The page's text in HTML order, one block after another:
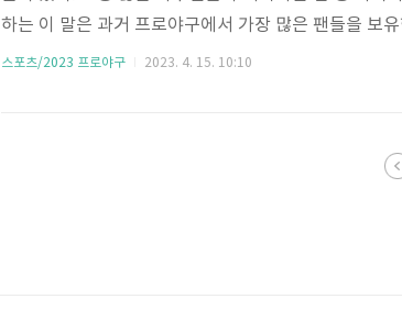
하는 이 말은 과거 프로야구에서 가장 많은 팬들을 보
서 생긴 말이다. 이 말속에는 팬들의 열광적인 응원과
된 또 다른 신조어라는 만나기만 하면 치열한 접전을
스포츠/2023 프로야구 2023. 4. 15. 10:10